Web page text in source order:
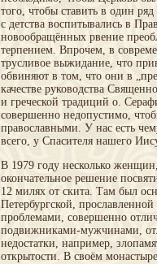
того, чтобы ставить в один
с детства воспитывались в
новообращённых рвение
терпением. Впрочем, в
трусливое выжидание, что
обвиняют в том, что они в
качестве руководства
и греческой традиций о.
совершенно недопустимо,
православными. У нас есть
всего, у Спасителя нашего
В 1979 году несколько
окончательное решение
12 милях от скита. Там был
Петербургской,
проблемами, совершенно
подвижниками-мужчинами,
недостатки, например,
открытости. В своём